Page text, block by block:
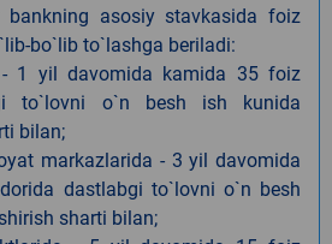
bankning asosiy stavkasida foiz
bo`lib to`lashga beriladi:
- 1 yil davomida kamida 35 foiz
to`lovni o`n besh ish kunida
bilan;
markazlarida - 3 yil davomida
dastlabgi to`lovni o`n besh
sharti bilan;